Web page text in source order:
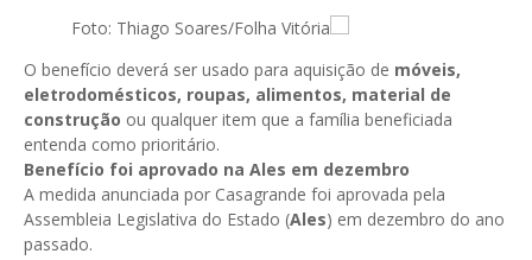
Foto: Thiago Soares/Folha Vitória
O benefício deverá ser usado para aquisição de móveis,
eletrodomésticos, roupas, alimentos, material de
construção ou qualquer item que a família beneficiada
entenda como prioritário.
Benefício foi aprovado na Ales em dezembro
A medida anunciada por Casagrande foi aprovada pela
Assembleia Legislativa do Estado (Ales) em dezembro do ano
passado.